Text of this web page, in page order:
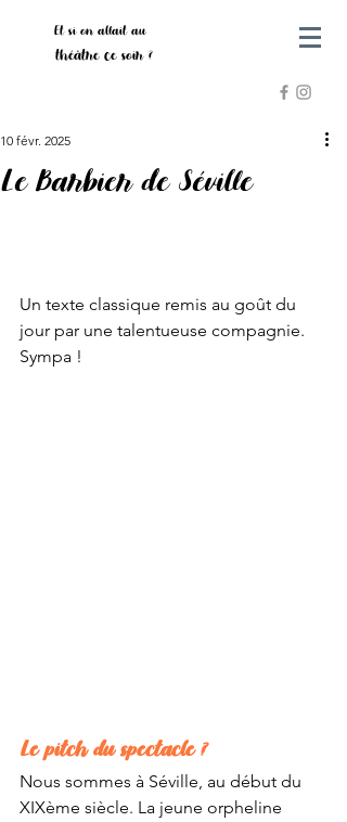
Et si on allait au
théâtre ce soir ?
Le Barbier de Séville
10 févr. 2025
Un texte classique remis au goût du
jour par une talentueuse compagnie.
Sympa !
Le pitch du spectacle ?
Nous sommes à Séville, au début du
XIXème siècle. La jeune orpheline